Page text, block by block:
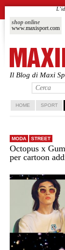
Il Blog di Maxi
shop online
www.maxisport.com
Vai al
Vai al
HOME SPORT
MODA STREET
Octopus x
per cartoon